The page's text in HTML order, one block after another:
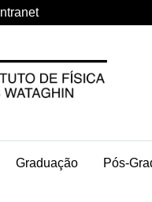
Intranet
Graduação Pós-